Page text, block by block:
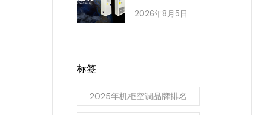
2026年8月5日
标签
2025年机柜空调品牌排名